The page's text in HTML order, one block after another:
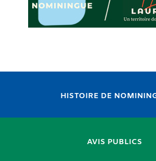
HISTOIRE DE
AVIS PUBLICS